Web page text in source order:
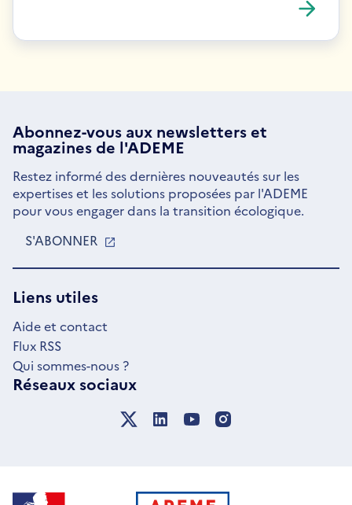
Abonnez-vous aux newsletterset
magazines de l'ADEME
Restez informé des dernières nouveautés sur les
expertises et les solutions proposées par l'ADEME
pour vous engager dans la transition écologique.
S'ABONNER
UNE
Liens utiles
Aide et contact
Flux RSS
Qui sommes-nous ?
Réseaux sociaux